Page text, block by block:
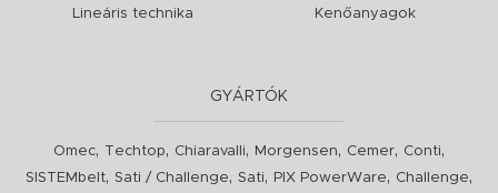
Lineáris technika
Kenőanyagok
GYÁRTÓK
Omec, Techtop, Chiaravalli, Morgensen, Cemer, Conti,
SISTEMbelt, Sati / Challenge, Sati, PIX PowerWare, Challenge,